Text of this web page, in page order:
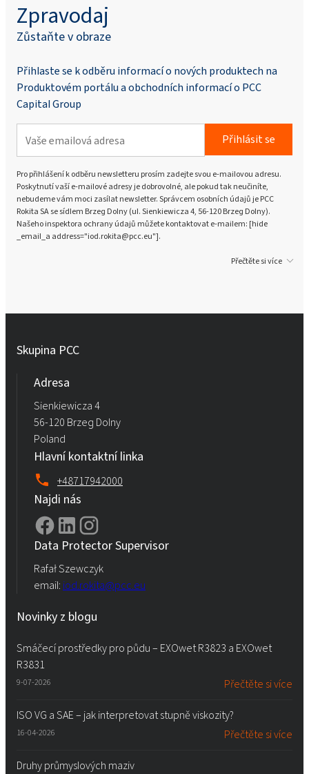
Zpravodaj
Zůstaňte v obraze
Přihlaste se k odběru informací o nových produktech na
Produktovém portálu a obchodních informací o PCC
Capital Group
Přihlásit se
Pro přihlášení k odběru newsletteru prosím zadejte svou e-mailovou adresu.
Poskytnutí vaší e-mailové adresy je dobrovolné, ale pokud tak neučiníte,
nebudeme vám moci zasílat newsletter. Správcem osobních údajů je PCC
Rokita SA se sídlem Brzeg Dolny (ul. Sienkiewicza 4, 56-120 Brzeg Dolny).
Našeho inspektora ochrany údajů můžete kontaktovat e-mailem: [hide
_email_a address="iod.rokita@pcc.eu"].
Přečtěte si více
Skupina PCC
Adresa
Sienkiewicza 4
56-120 Brzeg Dolny
Poland
Hlavní kontaktní linka
+48717942000
Najdi nás
Data Protector Supervisor
Rafał Szewczyk
email: iod.rokita@pcc.eu
Novinky z blogu
Smáčecí prostředky pro půdu – EXOwet R3823 a EXOwet
R3831
9-07-2026 Přečtěte si více
ISO VG a SAE – jak interpretovat stupně viskozity?
16-04-2026 Přečtěte si více
Druhy průmyslových maziv